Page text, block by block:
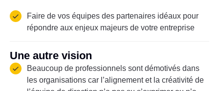
Faire de vos équipes des partenaires idéaux pour
répondre aux enjeux majeurs de votre entreprise
Une autre vision
Beaucoup de professionnels sont démotivés dans
les organisations car l’alignement et la créativité de